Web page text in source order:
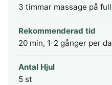
3 timmar massage på
Rekommenderad tid
20 min, 1-2 gånger per
Antal Hjul
5 st